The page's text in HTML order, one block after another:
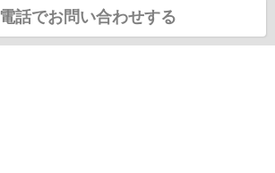
電話でお問い合わせする